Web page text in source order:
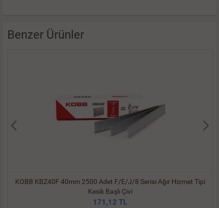
Benzer Ürünler
KOBB KBZ40F 40mm 2500 Adet F/E/J/8 Serisi Ağır Hizmet Tipi
Kesik Başlı Çivi
171,12 TL